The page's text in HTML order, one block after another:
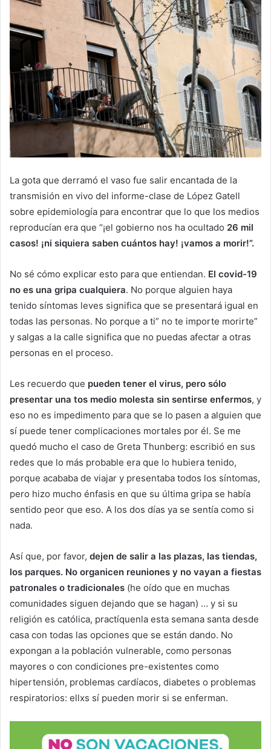
La gota que derramó el vaso fue salir encantada de la
transmisión en vivo del informe-clase de López Gatell
sobre epidemiología para encontrar que lo que los medios
reproducían era que “¡el gobierno nos ha ocultado 26 mil
casos! ¡ni siquiera saben cuántos hay! ¡vamos a morir!”.
No sé cómo explicar esto para que entiendan. El covid-19
no es una gripa cualquiera. No porque alguien haya
tenido síntomas leves significa que se presentará igual en
todas las personas. No porque a ti” no te importe morirte”
y salgas a la calle significa que no puedas afectar a otras
personas en el proceso.
Les recuerdo que pueden tener el virus, pero sólo
presentar una tos medio molesta sin sentirse enfermos, y
eso no es impedimento para que se lo pasen a alguien que
sí puede tener complicaciones mortales por él. Se me
quedó mucho el caso de Greta Thunberg: escribió en sus
redes que lo más probable era que lo hubiera tenido,
porque acababa de viajar y presentaba todos los síntomas,
pero hizo mucho énfasis en que su última gripa se había
sentido peor que eso. A los dos días ya se sentía como si
nada.
Así que, por favor, dejen de salir a las plazas, las tiendas,
los parques. No organicen reuniones y no vayan a fiestas
patronales o tradicionales (he oído que en muchas
comunidades siguen dejando que se hagan) … y si su
religión es católica, practíquenla esta semana santa desde
casa con todas las opciones que se están dando. No
expongan a la población vulnerable, como personas
mayores o con condiciones pre-existentes como
hipertensión, problemas cardíacos, diabetes o problemas
respiratorios: ellxs sí pueden morir si se enferman.